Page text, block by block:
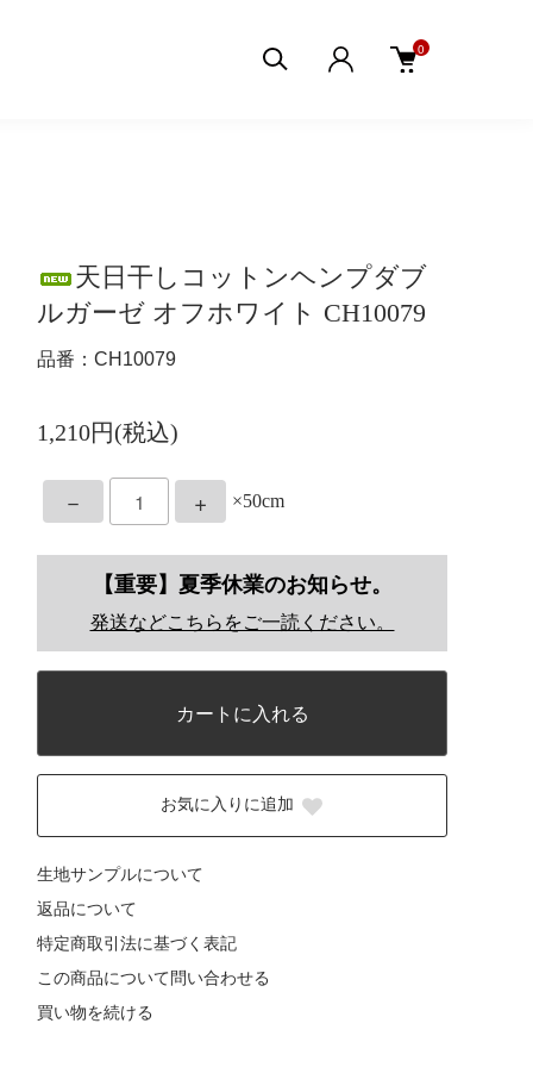
0
天日干しコットンヘンプダブ
ルガーゼ オフホワイト CH10079
品番：CH10079
1,210円(税込)
－ + ×50cm
【重要】夏季休業のお知らせ。
発送などこちらをご一読ください。
カートに入れる
お気に入りに追加
生地サンプルについて
返品について
特定商取引法に基づく表記
この商品について問い合わせる
買い物を続ける